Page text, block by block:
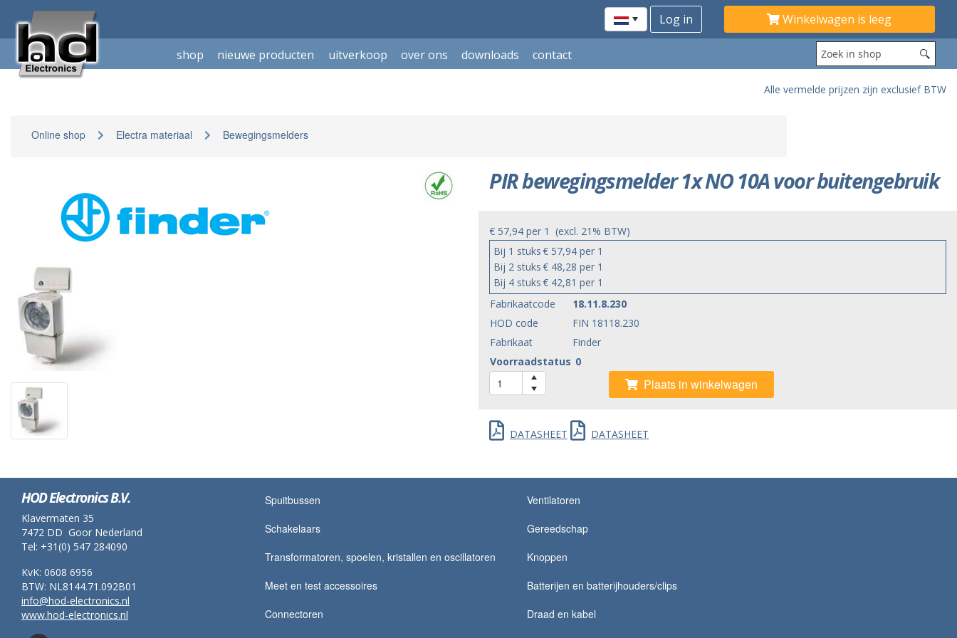
Winkelwagen is leeg
shop nieuwe producten uitverkoop over ons downloads contact
Alle vermelde prijzen zijn exclusief BTW
Online shop Electra materiaal Bewegingsmelders
PIR bewegingsmelder 1x NO 10A voor buitengebruik
€ 57,94 per 1 (excl. 21% BTW)
Bij 1 stuks€ 57,94 per 1
Bij 2 stuks€ 48,28 per 1
Bij 4 stuks€ 42,81 per 1
Fabrikaatcode
18.11.8.230
HOD code
FIN 18118.230
Fabrikaat
Finder
Voorraadstatus 0
Plaats in winkelwagen
DATASHEET DATASHEET
HOD Electronics B.V.
Klavermaten 35
7472 DD Goor Nederland
Tel: +31(0) 547 284090
KvK: 0608 6956
BTW: NL8144.71.092B01
info@hod-electronics.nl
www.hod-electronics.nl
Spuitbussen
Schakelaars
Transformatoren, spoelen, kristallen en oscillatoren
Meet en test accessoires
Connectoren
Ventilatoren
Gereedschap
Knoppen
Batterijen en batterijhouders/clips
Draad en kabel